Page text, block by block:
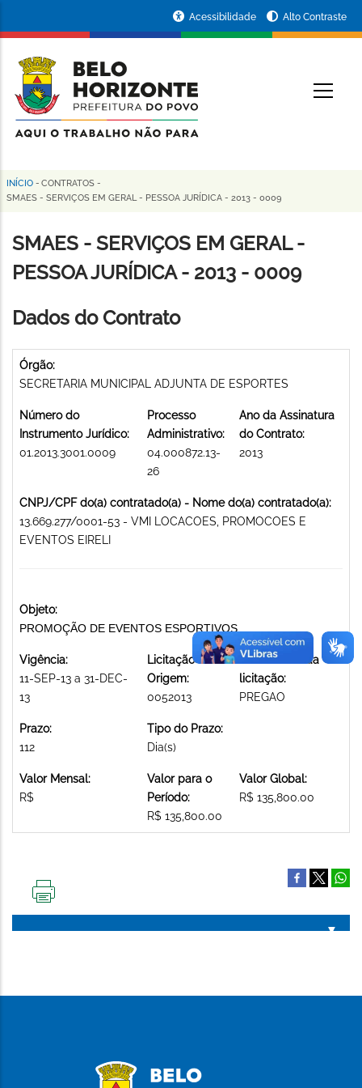
conteúdo
principal
da
Prefeitura
de
Horizonte
Acessibilidade Alto Contraste
Trilha
navegação
INÍCIO - CONTRATOS -
SMAES - SERVIÇOS EM GERAL - PESSOA JURÍDICA - 2013 - 0009
SMAES - SERVIÇOS EM GERAL -
PESSOA JURÍDICA - 2013 - 0009
Dados do Contrato
Órgão:
SECRETARIA MUNICIPAL ADJUNTA DE ESPORTES
Número do
Instrumento Jurídico:
01.2013.3001.0009
Processo
Administrativo:
04.000872.13-
26
Ano da Assinatura
do Contrato:
2013
CNPJ/CPF do(a) contratado(a) - Nome do(a) contratado(a):
13.669.277/0001-53 - VMI LOCACOES, PROMOCOES E
EVENTOS EIRELI
Objeto:
PROMOÇÃO DE EVENTOS ESPORTIVOS
Vigência:
11-SEP-13 a 31-DEC-
13
Licitação de
Origem:
0052013
Modalidade da
licitação:
PREGAO
Prazo:
112
Tipo do Prazo:
Dia(s)
Valor Mensal:
R$
Valor para o
Período:
R$ 135,800.00
Valor Global:
R$ 135,800.00
PÁGINA